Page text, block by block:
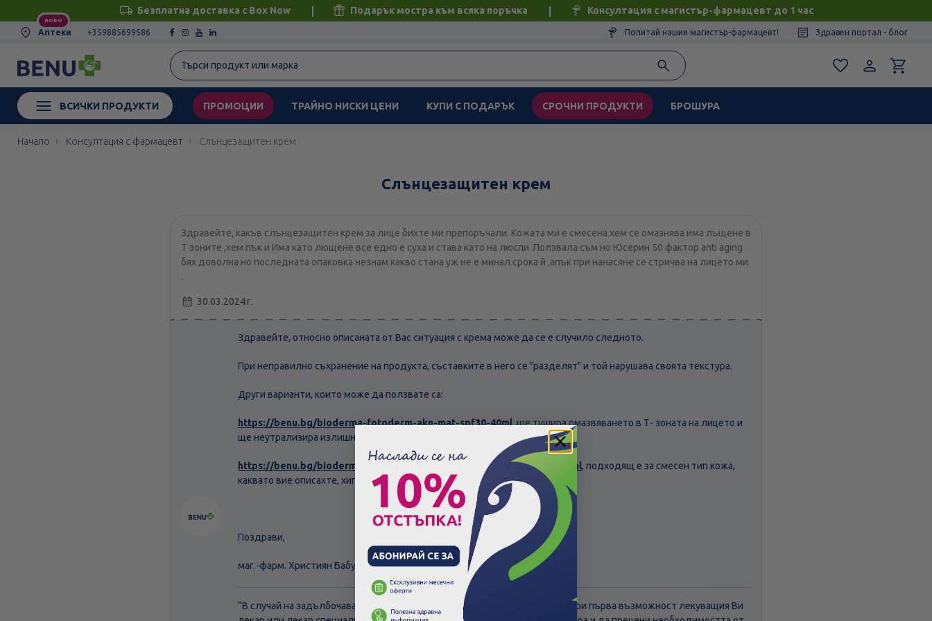
Безплатна доставка с Box Now Подарък мостра към всяка поръчка Консултация с магистър-фармацевт до 1 час
НОВО
Аптеки +359885699586 Попитай нашия магистър-фармацевт! Здравен портал - блог
ВСИЧКИ ПРОДУКТИ ПРОМОЦИИ ТРАЙНО НИСКИ ЦЕНИ КУПИ С ПОДАРЪК СРОЧНИ ПРОДУКТИ БРОШУРА
Начало Консултация с фармацевт Слънцезащитен крем
Слънцезащитен крем
Здравейте, какъв слънцезащитен крем за лице бихте ми препоръчали. Кожата ми е смесена хем се омазнява има лъщене в
Т зоните ,хем пък и Има като лющене все едно е суха и става като на люспи .Ползвала съм но Юсерин 50 фактор anti aging
бях доволна но последната опаковка незнам какво стана уж не е минал срока й ,апък при нанасяне се стричва на лицето ми
.
30.03.2024 г.
Здравейте, относно описаната от Вас ситуация с крема може да се е случило следното.
При неправилно съхранение на продукта, съставките в него се "разделят" и той нарушава своята текстура.
Други варианти, които може да ползвате са:
https://benu.bg/bioderma-fotoderm-akn-mat-spf30-40ml, ще тушира омазвяването в Т- зоната на лицето и
ще неутрализира излишния себум.
https://benu.bg/bioderma-fotoderm-maks-akva-fluid-spf50-svet-l-40ml, подходящ е за смесен тип кожа,
каквато вие описахте, хипоалергичен е и има добра поносимост.
Поздрави,
маг.-фарм. Християн Бабуров
“В случай на задълбочаване на симптомите, Ви съветваме да посетите при първа възможност лекуващия Ви